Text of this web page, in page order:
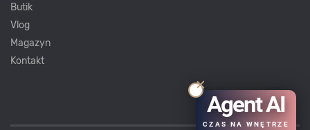
Butik
Vlog
Magazyn
Kontakt
Agent AI
CZAS NA WNĘTRZE